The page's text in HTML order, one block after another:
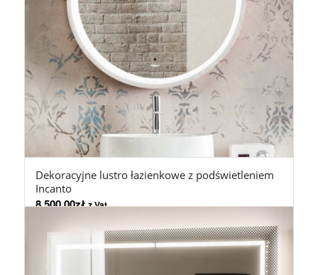
Dekoracyjne lustro łazienkowe z podświetleniem
Incanto
8.500,00zł z Vat